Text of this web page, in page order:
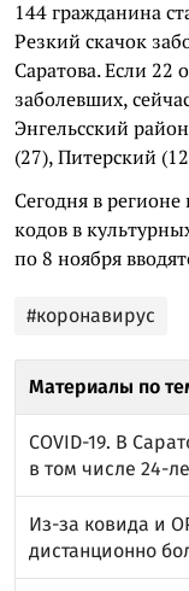
144 гражданина
Резкий скачок
Саратова. Если 22
заболевших,
Энгельсский
(27), Питерский
Сегодня в регионе
кодов в
по 8 ноября
#коронавирус
Материалы по
COVID-19. В
в том числе 24-
Из-за ковида и
дистанционно